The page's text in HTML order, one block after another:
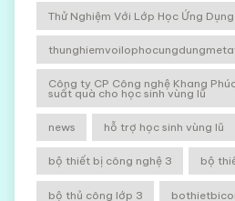
Thử Nghiệm Với Lớp Học Ứng
Công ty CP Công nghệ Khang
suất quà cho học sinh vùng lũ
news hỗ trợ học sinh vùng lũ
bộ thiết bị công nghệ 3 bộ
bộ thủ công lớp 3